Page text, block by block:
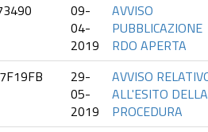
09-
04-
2019
AVVISO
PUBBLICAZIONE
RDO APERTA
29-
05-
2019
AVVISO
ALL'ESITO DELLA
PROCEDURA